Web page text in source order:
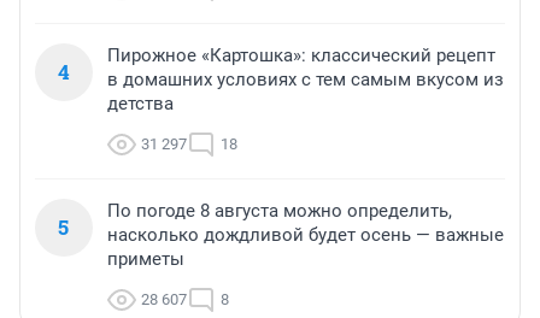
4
Пирожное «Картошка»: классический рецепт
в домашних условиях с тем самым вкусом из
детства
31 297 18
5
По погоде 8 августа можно определить,
насколько дождливой будет осень — важные
приметы
28 607 8